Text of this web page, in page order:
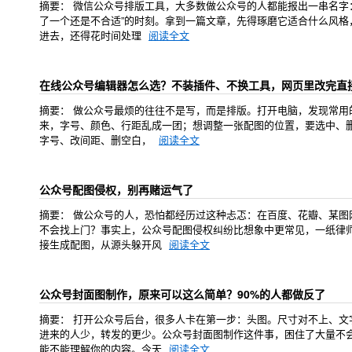
摘要： 微信公众号排版工具，大多数做公众号的人都能报出一串名
了一个还是不合适”的时刻。拿到一篇文章，先得琢磨它适合什么风
进去，还得花时间处理 阅读全文
在线公众号编辑器怎么选？不装插件、不换工具，网页里改完直
摘要： 做公众号最烦的往往不是写，而是排版。打开电脑，发现常
来，字号、颜色、行距乱成一团；想调整一张配图的位置，要选中
字号、改间距、删空白，
阅读全文
公众号配图侵权，别再赌运气了
摘要： 做公众号的人，恐怕都经历过这种忐忑：在百度、花瓣、
不会找上门？事实上，公众号配图侵权纠纷比想象中更常见，一纸
接生成配图，从源头躲开风 阅读全文
公众号封面图制作，原来可以这么简单？90%的人都做反了
摘要： 打开公众号后台，很多人卡在第一步：头图。尺寸对不上
进来的人少，转发的更少。公众号封面图制作这件事，困住了大量
能不能理解你的内容。今天 阅读全文